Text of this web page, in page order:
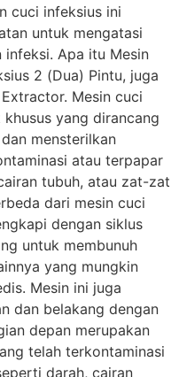
cuci infeksius ini
untuk mengatasi
Apa itu Mesin
2 (Dua) Pintu, juga
Mesin cuci
yang dirancang
mensterilkan
atau terpapar
tubuh, atau zat-zat
dari mesin cuci
dengan siklus
untuk membunuh
yang mungkin
Mesin ini juga
dan belakang dengan
depan merupakan
telah terkontaminasi
darah, cairan